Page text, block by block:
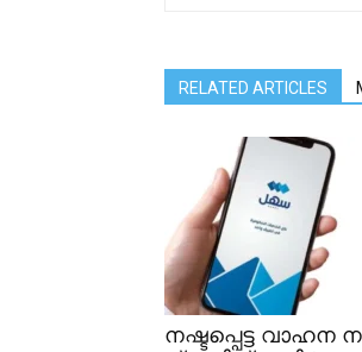
RELATED ARTICLES
നഷ്ടപ്പെട്ട വാഹന